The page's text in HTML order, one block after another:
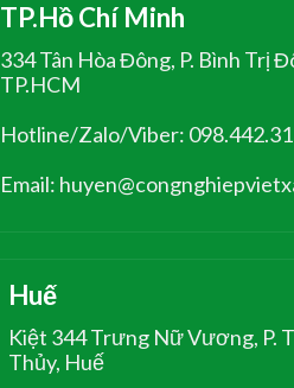
TP.Hồ Chí Minh
334 Tân Hòa Đông, P. Bình Trị
TP.HCM
Hotline/Zalo/Viber:
Email:
Huế
Kiệt 344 Trưng Nữ Vương, P.
Thủy, Huế